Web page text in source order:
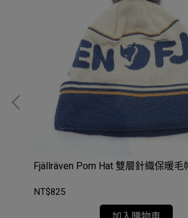
Fjällräven Pom Hat 雙層針織保暖毛
NT$825